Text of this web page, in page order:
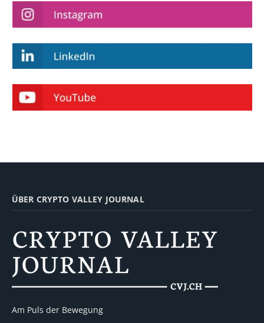
ÜBER CRYPTO VALLEY JOURNAL
Am Puls der Bewegung